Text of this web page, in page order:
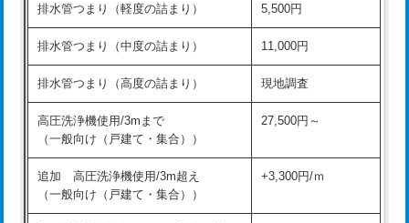
※給水管工事は20mmまでの価格です。
持込商品取付（浄水器・分岐水栓） 16,500円
給水管工事※（ホール加工) 16,500円
給水管工事※（バンド止め) 3,300円
給水管工事※（支持金具設置)
給水管工事※（保温材使用（バンド止
め込み）)
5,500円
排水管つまり（軽度の詰まり） 5,500円
排水管つまり（中度の詰まり） 11,000円
排水管つまり（高度の詰まり） 現地調査
高圧洗浄機使用/3mまで
（一般向け（戸建て・集合））
27,500円～
追加 高圧洗浄機使用/3m超え
（一般向け（戸建て・集合））
+3,300円/ｍ